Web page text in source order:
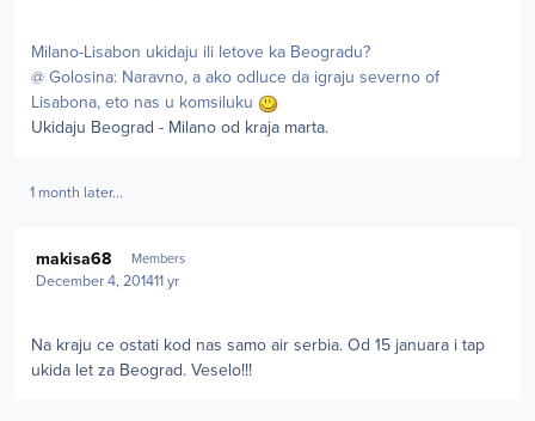
Milano-Lisabon ukidaju ili letove ka Beogradu?
@ Golosina: Naravno, a ako odluce da igraju severno of
Lisabona, eto nas u komsiluku
Ukidaju Beograd - Milano od kraja marta.
1 month later...
makisa68 Members
December 4, 201411 yr
Na kraju ce ostati kod nas samo air serbia. Od 15 januara i tap
ukida let za Beograd. Veselo!!!